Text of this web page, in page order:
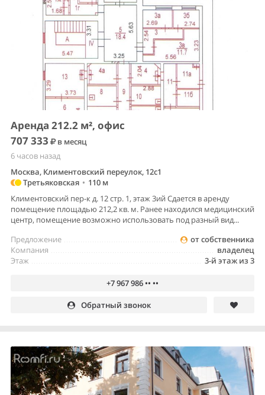
Аренда 212.2 м², офис
707 333
в месяц
6 часов назад
Москва, Климентовский переулок, 12с1
Третьяковская • 110 м
Климентовский пер-к д. 12 стр. 1, этаж 3ий Сдается в аренду
помещение площадью 212,2 кв. м. Ранее находился медицинский
центр, помещение возможно использовать под разный вид...
от собственника
Предложение
владелец
Компания
3-й этаж из 3
Этаж
+7 967 986 •• ••
Обратный звонок